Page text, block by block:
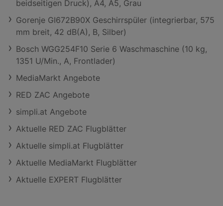
beidseitigen Druck), A4, A5, Grau
Gorenje GI672B90X Geschirrspüler (integrierbar, 575
mm breit, 42 dB(A), B, Silber)
Bosch WGG254F10 Serie 6 Waschmaschine (10 kg,
1351 U/Min., A, Frontlader)
MediaMarkt Angebote
RED ZAC Angebote
simpli.at Angebote
Aktuelle RED ZAC Flugblätter
Aktuelle simpli.at Flugblätter
Aktuelle MediaMarkt Flugblätter
Aktuelle EXPERT Flugblätter